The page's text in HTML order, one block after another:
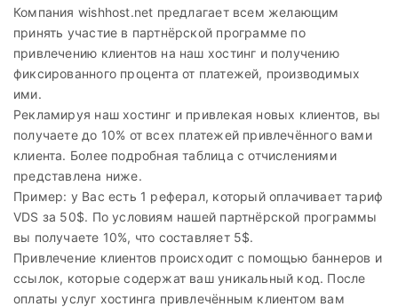
Компания wishhost.net предлагает всем желающим
принять участие в партнёрской программе по
привлечению клиентов на наш хостинг и получению
фиксированного процента от платежей, производимых
ими.
Рекламируя наш хостинг и привлекая новых клиентов, вы
получаете до 10% от всех платежей привлечённого вами
клиента. Более подробная таблица с отчислениями
представлена ниже.
Пример: у Вас есть 1 реферал, который оплачивает тариф
VDS за 50$. По условиям нашей партнёрской программы
вы получаете 10%, что составляет 5$.
Привлечение клиентов происходит с помощью баннеров и
ссылок, которые содержат ваш уникальный код. После
оплаты услуг хостинга привлечённым клиентом вам